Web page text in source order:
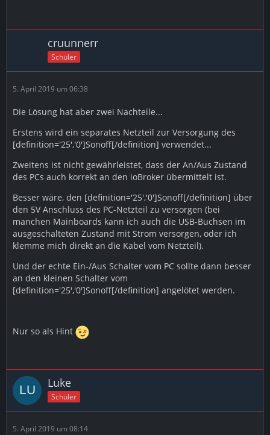
cruunnerr
Schüler
5. April 2019 um 06:38
Die Lösung hat aber zwei Nachteile...
Erstens wird ein separates Netzteil zur Versorgung des
[definition='25','0']Sonoff[/definition] verwendet...
Zweitens ist nicht gewährleistet, dass der An/Aus Zustand
des PCs auch korrekt an den ioBroker übermittelt ist.
Besser wäre, den [definition='25','0']Sonoff[/definition] über
den 5V Anschluss des PC-Netzteil zu versorgen (bei
manchen Mainboards kann ich auch die USB-Buchsen im
ausgeschalteten Zustand mit Strom versorgen, oder ich
klemme mich direkt an die Kabel vom Netzteil).
Und der echte Ein-/Aus Schalter vom PC sollte dann besser
an den kleinen Schalter vom
[definition='25','0']Sonoff[/definition] angelötet werden.
Nur so als Hint
Luke
Schüler
5. April 2019 um 08:14